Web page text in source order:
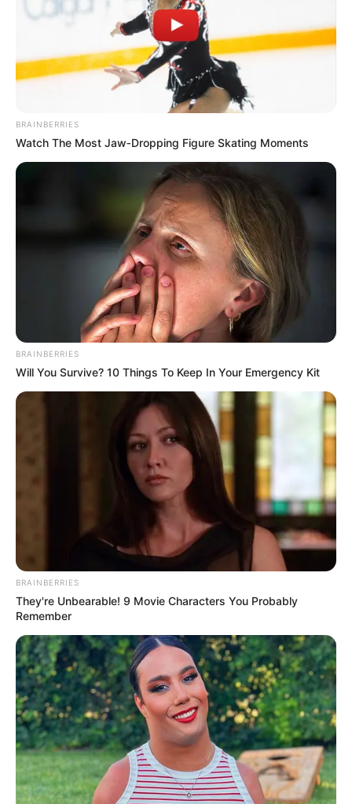
BRAINBERRIES
Watch The Most Jaw‑Dropping Figure Skating Moments
BRAINBERRIES
Will You Survive? 10 Things To Keep In Your Emergency Kit
BRAINBERRIES
They're Unbearable! 9 Movie Characters You Probably
Remember